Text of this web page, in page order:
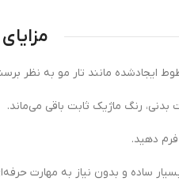
ایجادشده مانند تار مو به نظر
بدنی، رنگ ماژیک ثابت باقی می‌ماند.
فرم دهید.
ساده و بدون نیاز به مهارت